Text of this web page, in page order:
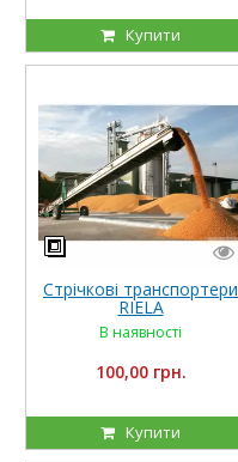
Купити
Стрічкові транспортери
RIELA
В наявності
100,00 грн.
Купити